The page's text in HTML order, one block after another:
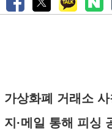
가상화폐 거래소 사
지·메일 통해 피싱